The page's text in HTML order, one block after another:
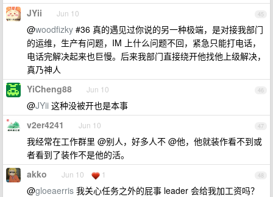
45
JYii Jun 10
@woodfizky #36 真的遇见过你说的另一种极端，是对接我部门
的运维，生产有问题，IM 上什么问题不回，紧急只能打电话，
电话完解决起来也巨慢。后来我部门直接绕开他找他上级解决，
真乃神人
46
YiCheng88 Jun 10
@JYii 这种没被开也是本事
47
v2er4241 Jun 10
我经常在工作群里 @别人，好多人不 @他，他就装作看不到或
者看到了装作不是他的活。
48
akko Jun 10 1
@gloeaerris 我关心任务之外的屁事 leader 会给我加工资吗？